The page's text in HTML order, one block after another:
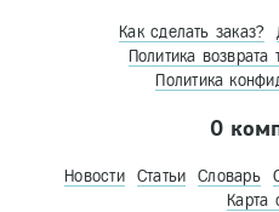
Как сделать заказ?
Политика возврата
Политика
О
Новости Статьи Словарь
Карта